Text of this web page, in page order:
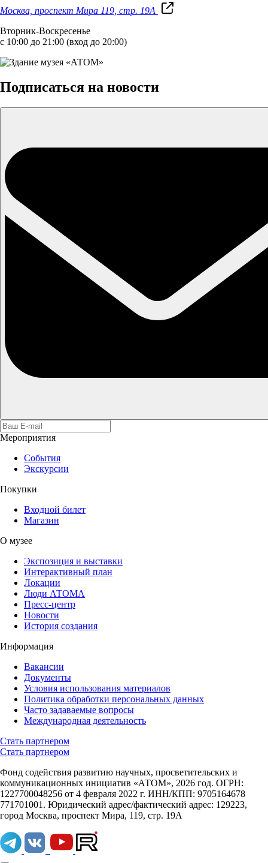
Москва, проспект Мира 119, стр. 19А
Вторник-Воскресенье
с 10:00 до 21:00 (вход до 20:00)
Подписаться на новости
Мероприятия
События
Экскурсии
Покупки
Входной билет
Магазин
О музее
Экспозиция и выставки
Интерактивный план
Локации
Люди АТОМА
Пресс-центр
Новости
История создания
Информация
Вакансии
Документы
Условия использования материалов
Политика обработки персональных данных
Часто задаваемые вопросы
Международная деятельность
Стать партнером
Стать партнером
Фонд содействия развитию научных, просветительских и
коммуникационных инициатив «АТОМ», 2026 год. ОГРН:
1227700048256 от 4 февраля 2022 г. ИНН/КПП: 9705164678
771701001. Юридический адрес/фактический адрес: 129223,
город Москва, проспект Мира, 119, стр. 19А